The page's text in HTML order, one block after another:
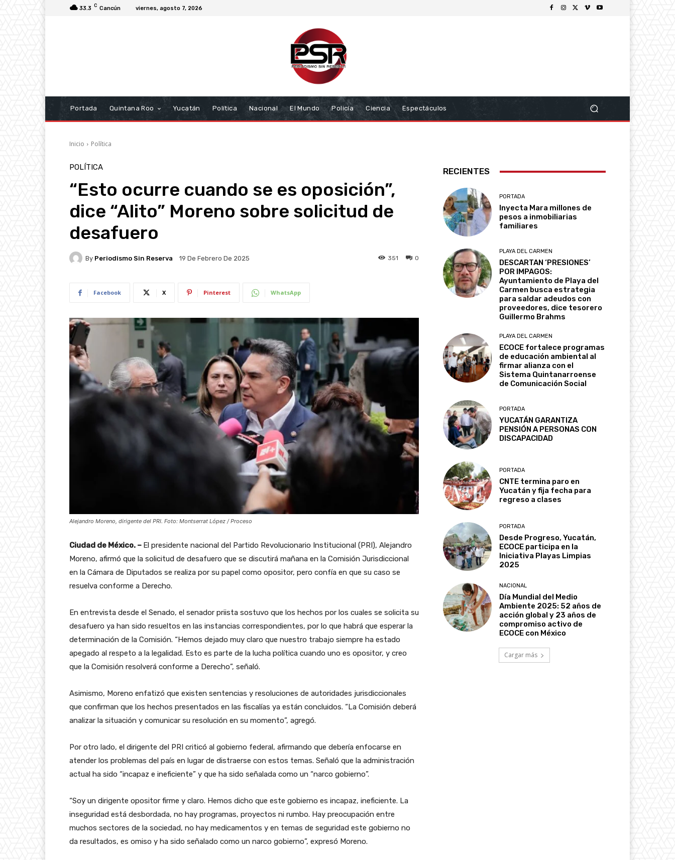
33.3 C Cancún viernes, agosto 7, 2026
Portada Quintana Roo Yucatán Política Nacional El Mundo Policía Ciencia Espectáculos
Inicio Política
POLÍTICA
“Esto ocurre cuando se es oposición”,
dice “Alito” Moreno sobre solicitud de
desafuero
By Periodismo Sin Reserva 19 De Febrero De 2025 0
351
Facebook X Pinterest WhatsApp
Alejandro Moreno, dirigente del PRI. Foto: Montserrat López / Proceso
Ciudad de México. – El presidente nacional del Partido Revolucionario Institucional (PRI), Alejandro
Moreno, afirmó que la solicitud de desafuero que se discutirá mañana en la Comisión Jurisdiccional
en la Cámara de Diputados se realiza por su papel como opositor, pero confía en que su caso se
resuelva conforme a Derecho.
En entrevista desde el Senado, el senador priista sostuvo que los hechos por los cuales se solicita su
desafuero ya han sido resueltos en las instancias correspondientes, por lo que habrá que esperar la
determinación de la Comisión. “Hemos dejado muy claro que nuestro trabajo siempre ha estado
apegado al respeto a la legalidad. Esto es parte de la lucha política cuando uno es opositor, y creo
que la Comisión resolverá conforme a Derecho”, señaló.
Asimismo, Moreno enfatizó que existen sentencias y resoluciones de autoridades jurisdiccionales
que confirman que los hechos presentados en las fiscalías ya están concluidos. “La Comisión deberá
analizar la situación y comunicar su resolución en su momento”, agregó.
Por otro lado, el dirigente del PRI criticó al gobierno federal, afirmando que debería enfocarse en
atender los problemas del país en lugar de distraerse con estos temas. Señaló que la administración
actual ha sido “incapaz e ineficiente” y que ha sido señalada como un “narco gobierno”.
“Soy un dirigente opositor firme y claro. Hemos dicho que este gobierno es incapaz, ineficiente. La
inseguridad está desbordada, no hay programas, proyectos ni rumbo. Hay preocupación entre
muchos sectores de la sociedad, no hay medicamentos y en temas de seguridad este gobierno no
da resultados, es omiso y ha sido señalado como un narco gobierno”, expresó Moreno.
RECIENTES
PORTADA
Inyecta Mara millones de
pesos a inmobiliarias
familiares
PLAYA DEL CARMEN
DESCARTAN ‘PRESIONES’
POR IMPAGOS:
Ayuntamiento de Playa del
Carmen busca estrategia
para saldar adeudos con
proveedores, dice tesorero
Guillermo Brahms
PLAYA DEL CARMEN
ECOCE fortalece programas
de educación ambiental al
firmar alianza con el
Sistema Quintanarroense
de Comunicación Social
PORTADA
YUCATÁN GARANTIZA
PENSIÓN A PERSONAS CON
DISCAPACIDAD
PORTADA
CNTE termina paro en
Yucatán y fija fecha para
regreso a clases
PORTADA
Desde Progreso, Yucatán,
ECOCE participa en la
Iniciativa Playas Limpias
2025
NACIONAL
Día Mundial del Medio
Ambiente 2025: 52 años de
acción global y 23 años de
compromiso activo de
ECOCE con México
Cargar más